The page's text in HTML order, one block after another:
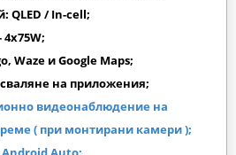
QLED / In-cell;
4x75W;
Waze и Google Maps;
на приложения;
видеонаблюдение на
( при монтирани камери );